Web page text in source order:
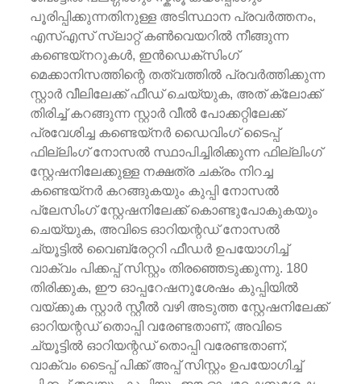
പൂരിപ്പിക്കുന്നതിനുള്ള അടിസ്ഥാന പ്രവർ‌ത്തനം,
എസ്‌എസ് സ്ലാറ്റ് കൺ‌വെയറിൽ‌ നീങ്ങുന്ന
കണ്ടെയ്‌നറുകൾ‌, ഇൻ‌ഡെക്സിംഗ്
മെക്കാനിസത്തിന്റെ തത്വത്തിൽ‌ പ്രവർ‌ത്തിക്കുന്ന
സ്റ്റാർ‌ വീലിലേക്ക് ഫീഡ് ചെയ്യുക, അത് ക്ലോക്ക്
തിരിച്ച് കറങ്ങുന്ന സ്റ്റാർ‌ വീൽ‌ പോക്കറ്റിലേക്ക്
പ്രവേശിച്ച കണ്ടെയ്നർ‌ ഡൈവിംഗ് ടൈപ്പ്
ഫില്ലിംഗ് നോസൽ സ്ഥാപിച്ചിരിക്കുന്ന ഫില്ലിംഗ്
സ്റ്റേഷനിലേക്കുള്ള നക്ഷത്ര ചക്രം നിറച്ച
കണ്ടെയ്നർ കറങ്ങുകയും കുപ്പി നോസൽ
പ്ലേസിംഗ് സ്റ്റേഷനിലേക്ക് കൊണ്ടുപോകുകയും
ചെയ്യുക, അവിടെ ഓറിയന്റഡ് നോസൽ
ച്യൂട്ടിൽ വൈബ്രേറ്ററി ഫീഡർ ഉപയോഗിച്ച്
വാക്വം പിക്കപ്പ് സിസ്റ്റം തിരഞ്ഞെടുക്കുന്നു. 180
തിരിക്കുക, ഈ ഓപ്പറേഷനുശേഷം കുപ്പിയിൽ
വയ്ക്കുക സ്റ്റാർ സ്റ്റീൽ വഴി അടുത്ത സ്റ്റേഷനിലേക്ക്
ഓറിയന്റഡ് തൊപ്പി വരേണ്ടതാണ്, അവിടെ
ച്യൂട്ടിൽ ഓറിയന്റഡ് തൊപ്പി വരേണ്ടതാണ്,
വാക്വം ടൈപ്പ് പിക്ക് അപ്പ് സിസ്റ്റം ഉപയോഗിച്ച്